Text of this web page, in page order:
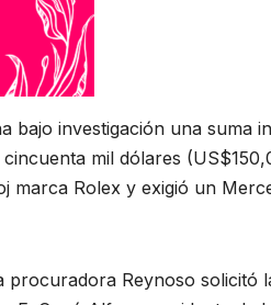
bajo investigación una suma
mil dólares
marca Rolex y exigió un
Reynoso solicitó